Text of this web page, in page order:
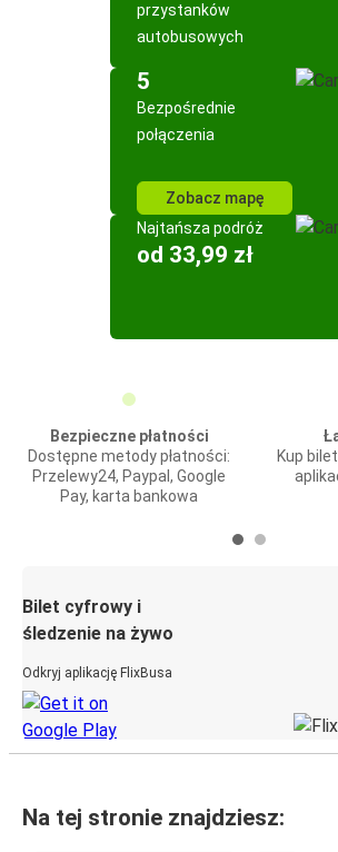
przystanków
autobusowych
5
Bezpośrednie
połączenia
Zobacz mapę
Najtańsza podróż
od 33,99 zł
Bezpieczne płatności
Dostępne metody płatności:
Przelewy24, Paypal, Google
Pay, karta bankowa
Kup
Bilet cyfrowy i
śledzenie na żywo
Odkryj aplikację FlixBusa
Na tej stronie znajdziesz: